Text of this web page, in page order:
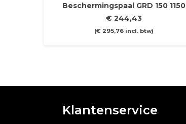
Beschermingspaal GRD 150 1150
€ 244,43
(€295,76incl. btw)
Klantenservice